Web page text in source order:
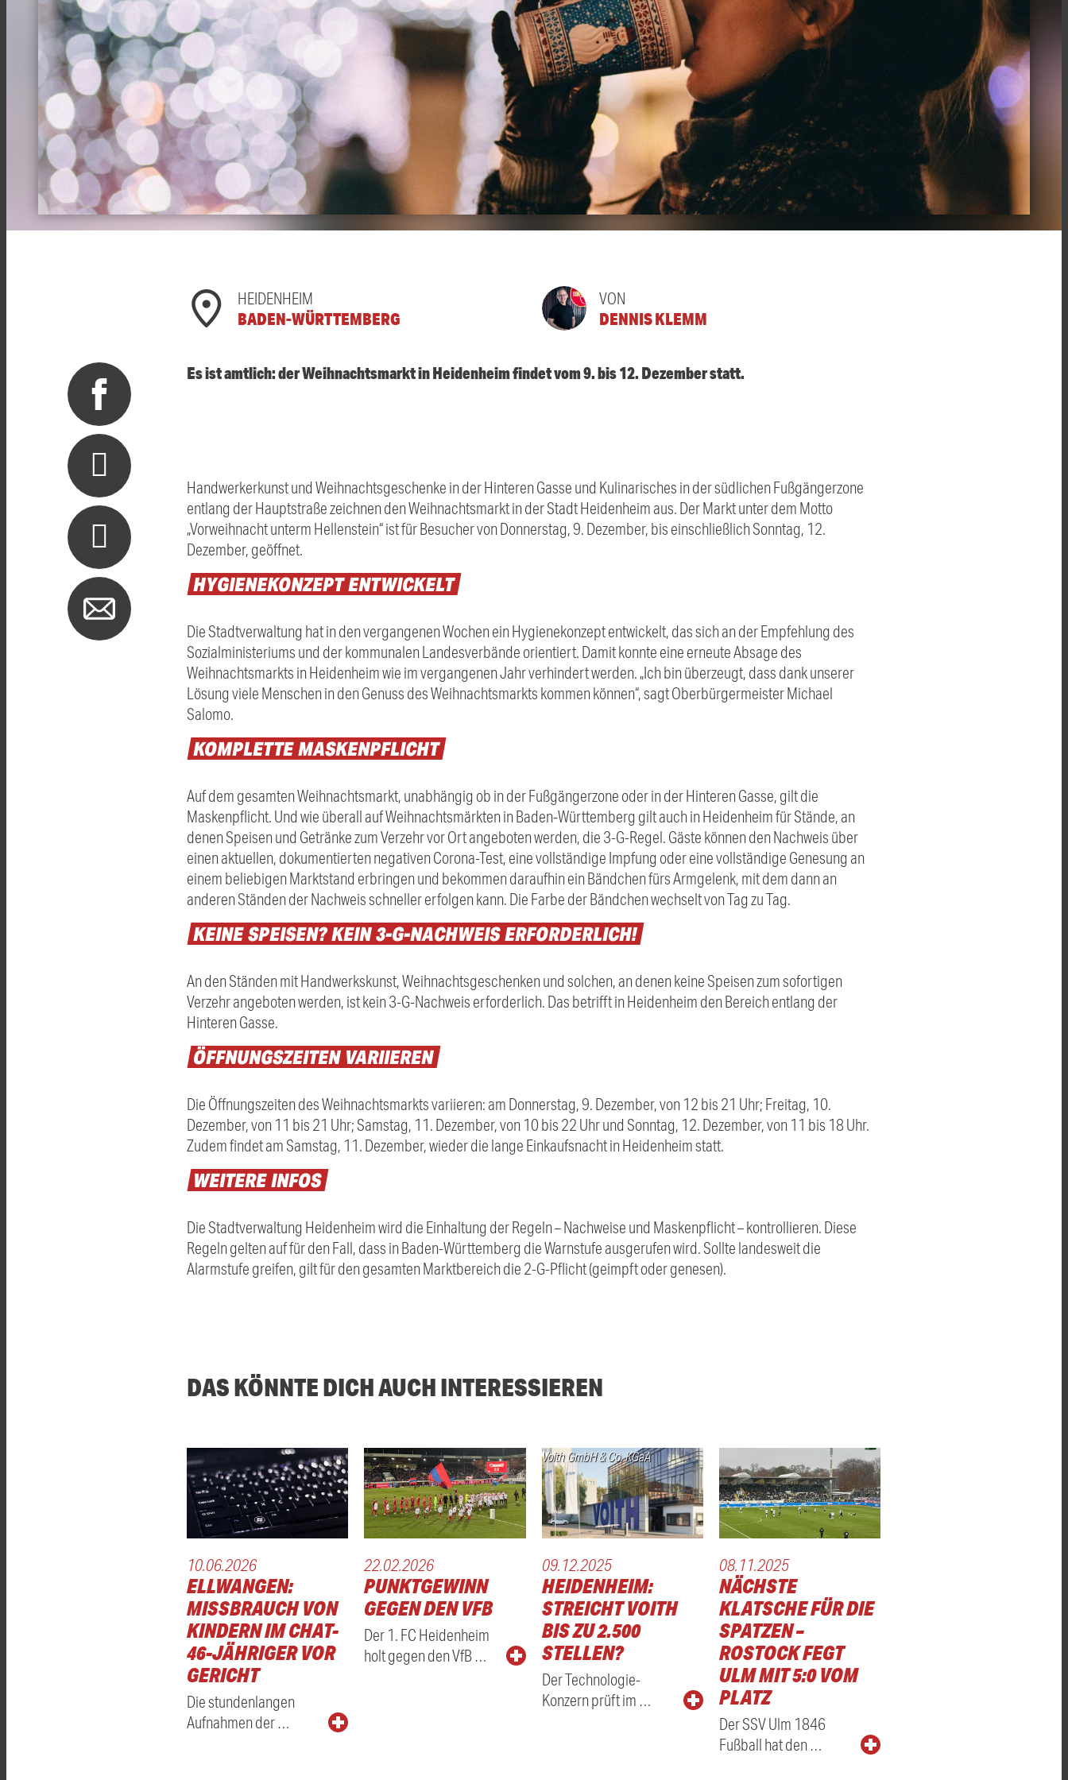
HEIDENHEIM
BADEN-WÜRTTEMBERG
VON
DENNIS KLEMM
Es ist amtlich: der Weihnachtsmarkt in Heidenheim findet vom 9. bis 12. Dezember statt.
Handwerkerkunst und Weihnachtsgeschenke in der Hinteren Gasse und Kulinarisches in der südlichen Fußgängerzone
entlang der Hauptstraße zeichnen den Weihnachtsmarkt in der Stadt Heidenheim aus. Der Markt unter dem Motto
„Vorweihnacht unterm Hellenstein“ ist für Besucher von Donnerstag, 9. Dezember, bis einschließlich Sonntag, 12.
Dezember, geöffnet.
HYGIENEKONZEPTENTWICKELT
Die Stadtverwaltung hat in den vergangenen Wochen ein Hygienekonzept entwickelt, das sich an der Empfehlung des
Sozialministeriums und der kommunalen Landesverbände orientiert. Damit konnte eine erneute Absage des
Weihnachtsmarkts in Heidenheim wie im vergangenen Jahr verhindert werden. „Ich bin überzeugt, dass dank unserer
Lösung viele Menschen in den Genuss des Weihnachtsmarkts kommen können“, sagt Oberbürgermeister Michael
Salomo.
KOMPLETTEMASKENPFLICHT
Auf dem gesamten Weihnachtsmarkt, unabhängig ob in der Fußgängerzone oder in der Hinteren Gasse, gilt die
Maskenpflicht. Und wie überall auf Weihnachtsmärkten in Baden-Württemberg gilt auch in Heidenheim für Stände, an
denen Speisen und Getränke zum Verzehr vor Ort angeboten werden, die 3-G-Regel. Gäste können den Nachweis über
einen aktuellen, dokumentierten negativen Corona-Test, eine vollständige Impfung oder eine vollständige Genesung an
einem beliebigen Marktstand erbringen und bekommen daraufhin ein Bändchen fürs Armgelenk, mit dem dann an
anderen Ständen der Nachweis schneller erfolgen kann. Die Farbe der Bändchen wechselt von Tag zu Tag.
KEINESPEISEN?KEIN3-G-NACHWEISERFORDERLICH!
An den Ständen mit Handwerkskunst, Weihnachtsgeschenken und solchen, an denen keine Speisen zum sofortigen
Verzehr angeboten werden, ist kein 3-G-Nachweis erforderlich. Das betrifft in Heidenheim den Bereich entlang der
Hinteren Gasse.
ÖFFNUNGSZEITEN VARIIEREN
Die Öffnungszeiten des Weihnachtsmarkts variieren: am Donnerstag, 9. Dezember, von 12 bis 21 Uhr; Freitag, 10.
Dezember, von 11 bis 21 Uhr; Samstag, 11. Dezember, von 10 bis 22 Uhr und Sonntag, 12. Dezember, von 11 bis 18 Uhr.
Zudem findet am Samstag, 11. Dezember, wieder die lange Einkaufsnacht in Heidenheim statt.
WEITEREINFOS
Die Stadtverwaltung Heidenheim wird die Einhaltung der Regeln – Nachweise und Maskenpflicht – kontrollieren. Diese
Regeln gelten auf für den Fall, dass in Baden-Württemberg die Warnstufe ausgerufen wird. Sollte landesweit die
Alarmstufe greifen, gilt für den gesamten Marktbereich die 2-G-Pflicht (geimpft oder genesen).
DAS KÖNNTE DICH AUCH INTERESSIEREN
10.06.2026
ELLWANGEN:
MISSBRAUCH VON
KINDERN IM CHAT-
46-JÄHRIGER VOR
GERICHT
Die stundenlangen
Aufnahmen der …
22.02.2026
PUNKTGEWINN
GEGEN DEN VFB
Der 1. FC Heidenheim
holt gegen den VfB …
Voith GmbH & Co. KGaA
09.12.2025
HEIDENHEIM:
STREICHT VOITH
BIS ZU 2.500
STELLEN?
Der Technologie-
Konzern prüft im …
08.11.2025
NÄCHSTE
KLATSCHE FÜR DIE
SPATZEN –
ROSTOCK FEGT
ULM MIT 5:0 VOM
PLATZ
Der SSV Ulm 1846
Fußball hat den …